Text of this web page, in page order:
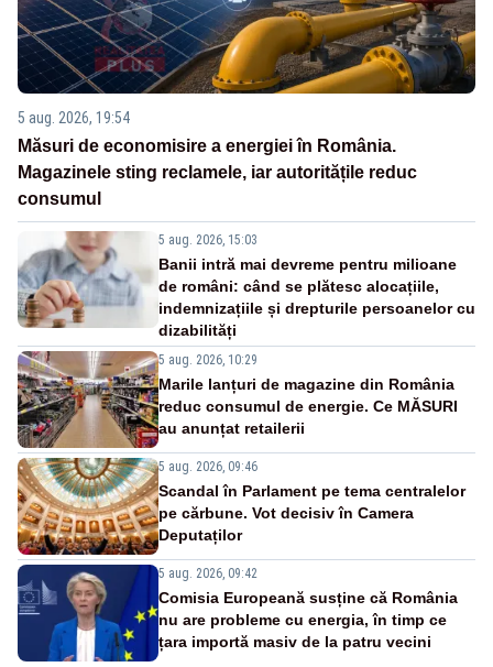
5 aug. 2026, 19:54
Măsuri de economisire a energiei în România.
Magazinele sting reclamele, iar autoritățile reduc
consumul
5 aug. 2026, 15:03
Banii intră mai devreme pentru milioane
de români: când se plătesc alocațiile,
indemnizațiile și drepturile persoanelor cu
dizabilități
5 aug. 2026, 10:29
Marile lanțuri de magazine din România
reduc consumul de energie. Ce MĂSURI
au anunțat retailerii
5 aug. 2026, 09:46
Scandal în Parlament pe tema centralelor
pe cărbune. Vot decisiv în Camera
Deputaților
5 aug. 2026, 09:42
Comisia Europeană susține că România
nu are probleme cu energia, în timp ce
țara importă masiv de la patru vecini